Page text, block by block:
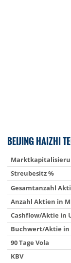
BEIJING HAIZHI
Streubesitz %
Gesamtanzahl
Anzahl Aktien in
Cashflow/Aktie in
Buchwert/Aktie in
90 Tage Vola
KBV